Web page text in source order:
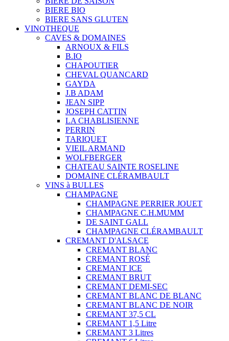
BIERE BIO
BIERE SANS GLUTEN
VINOTHEQUE
CAVES & DOMAINES
ARNOUX & FILS
B.IO
CHAPOUTIER
CHEVAL QUANCARD
GAYDA
J.B ADAM
JEAN SIPP
JOSEPH CATTIN
LA CHABLISIENNE
PERRIN
TARIQUET
VIEIL ARMAND
WOLFBERGER
CHATEAU SAINTE ROSELINE
DOMAINE CLÉRAMBAULT
VINS à BULLES
CHAMPAGNE
CHAMPAGNE PERRIER JOUET
CHAMPAGNE C.H.MUMM
DE SAINT GALL
CHAMPAGNE CLÉRAMBAULT
CREMANT D'ALSACE
CREMANT BLANC
CREMANT ROSÉ
CREMANT ICE
CREMANT BRUT
CREMANT DEMI-SEC
CREMANT BLANC DE BLANC
CREMANT BLANC DE NOIR
CREMANT 37,5 CL
CREMANT 1,5 Litre
CREMANT 3 Litres